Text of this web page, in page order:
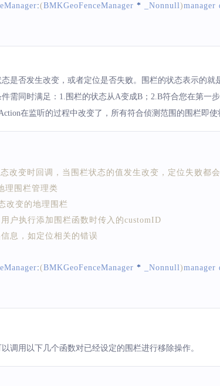
:(BMKGeoFenceManager * _Nonnull)
error = %@"
%@ success", regions.firstObject.customID);
是否发生改变，或者定位是否失败。围栏的状态表示的
需同时满足：1.围栏的状态从A变成B；2.B符合您在第一
在监听的过程中改变了，所有符合侦测范围的围栏即
改变时回调，当围栏状态的值发生改变，定位失败都
理围栏管理类
改变的地理围栏
户执行添加围栏函数时传入的customID
息，如定位相关的错误
:(BMKGeoFenceManager * _Nonnull)manager
调用以下几个函数对已经设定的围栏进行移除操作。